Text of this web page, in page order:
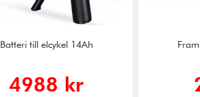
Batteri till elcykel 14Ah
4988 kr